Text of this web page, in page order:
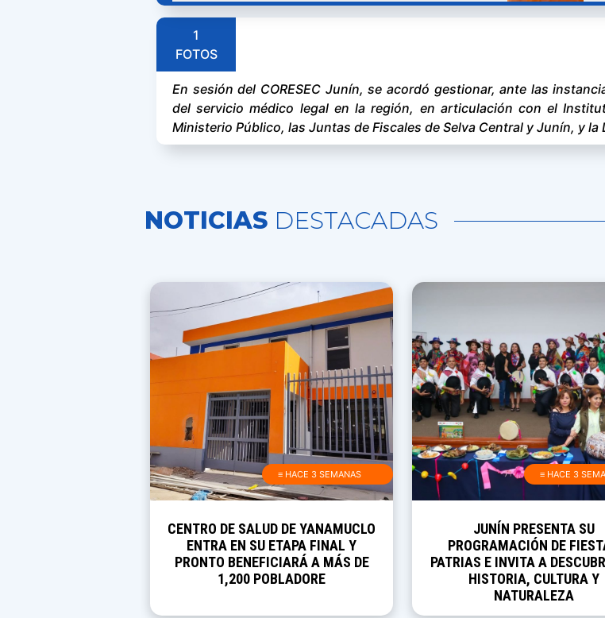
1
FOTOS
En sesión del CORESEC Junín, se acordó gestionar, ante las
del servicio médico legal en la región, en articulación con el
Ministerio Público, las Juntas de Fiscales de Selva Central y Junín, y la
NOTICIAS DESTACADAS
≡ HACE 3 SEMANAS
CENTRO DE SALUD DE YANAMUCLO
ENTRA EN SU ETAPA FINAL Y
PRONTO BENEFICIARÁ A MÁS DE
1,200 POBLADORE
≡ HACE 3
JUNÍN PRESENTA SU
PROGRAMACIÓN DE
PATRIAS E INVITA A
HISTORIA, CULTURA Y
NATURALEZA